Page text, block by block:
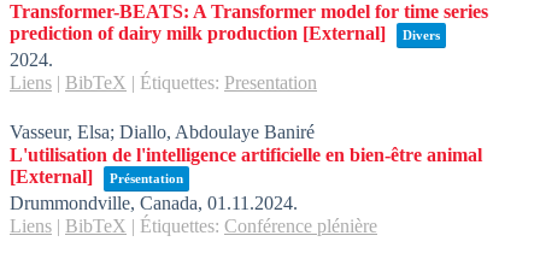
Transformer-BEATS: A Transformer model for time series
prediction of dairy milk production [External] Divers
2024.
Liens | BibTeX | Étiquettes: Presentation
Vasseur, Elsa; Diallo, Abdoulaye Baniré
L'utilisation de l'intelligence artificielle en bien-être animal
[External]
Présentation
Drummondville, Canada, 01.11.2024.
Liens | BibTeX | Étiquettes: Conférence plénière